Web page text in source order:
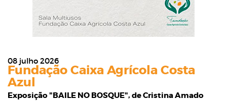
08 julho 2026
Fundação Caixa Agrícola Costa
Azul
Exposição "BAILE NO BOSQUE", de Cristina Amado